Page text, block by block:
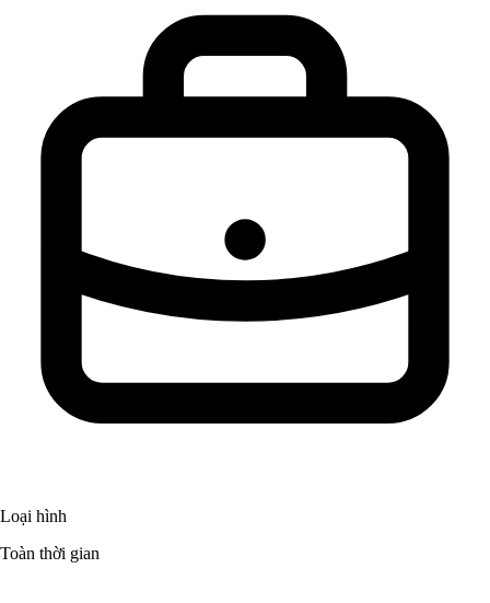
Loại hình
Toàn thời gian